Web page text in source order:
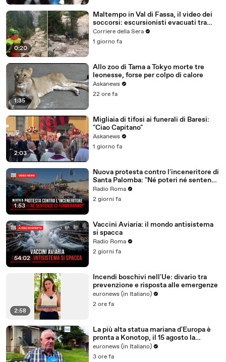
0:20
Maltempo in Val di Fassa, il video dei
soccorsi: escursionisti evacuati tra
frane e torrenti in piena
Corriere della Sera
1 giorno fa
1:35
Allo zoo di Tama a Tokyo morte tre
leonesse, forse per colpo di calore
Askanews
22 ore fa
2:03
Migliaia di tifosi ai funerali di Baresi:
"Ciao Capitano"
Askanews
1 giorno fa
1:53
Nuova protesta contro l'inceneritore di
Santa Palomba: "Né poteri né sentenze
ci fermeranno!"
Radio Roma
2 giorni fa
54:02
Vaccini Aviaria: il mondo antisistema
si spacca
Radio Roma
2 giorni fa
2:58
Incendi boschivi nell'Ue: divario tra
prevenzione e risposta alle emergenze
euronews (in Italiano)
2 ore fa
La più alta statua mariana d'Europa è
pronta a Konotop, il 15 agosto la
consacrazione ufficiale
euronews (in Italiano)
3 ore fa